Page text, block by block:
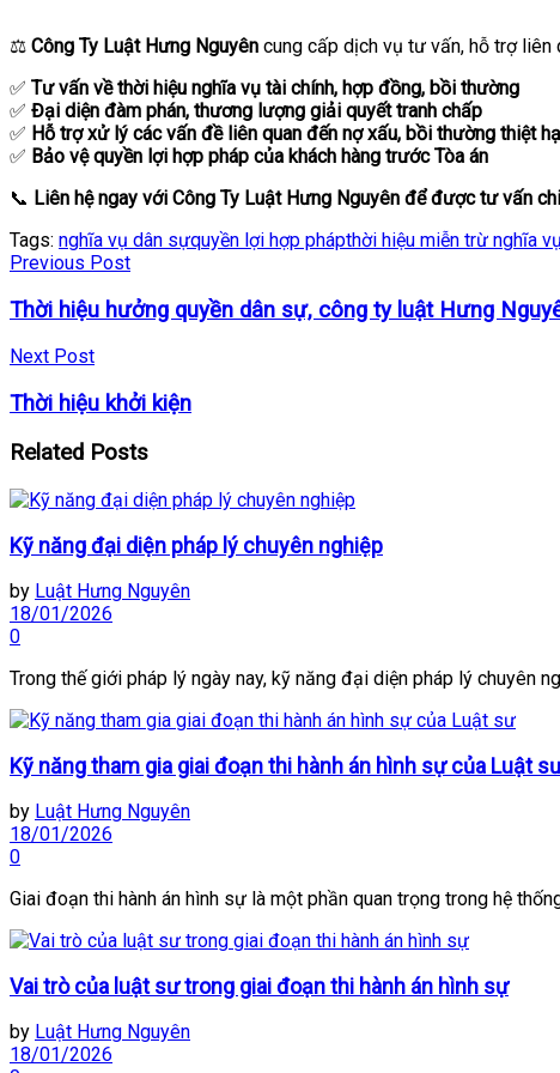
⚖ Công Ty Luật Hưng Nguyên cung cấp dịch vụ tư vấn, hỗ trợ liên
✅ Tư vấn về thời hiệu nghĩa vụ tài chính, hợp đồng, bồi thường
✅ Đại diện đàm phán, thương lượng giải quyết tranh chấp
✅ Hỗ trợ xử lý các vấn đề liên quan đến nợ xấu, bồi thường thiệt
✅ Bảo vệ quyền lợi hợp pháp của khách hàng trước Tòa án
📞 Liên hệ ngay với Công Ty Luật Hưng Nguyên để được tư vấn
Tags: nghĩa vụ dân sựquyền lợi hợp phápthời hiệu miễn trừ nghĩa
Previous Post
Thời hiệu hưởng quyền dân sự, công ty luật Hưng
Next Post
Thời hiệu khởi kiện
Related Posts
Kỹ năng đại diện pháp lý chuyên nghiệp
by Luật Hưng Nguyên
18/01/2026
0
Trong thế giới pháp lý ngày nay, kỹ năng đại diện pháp lý chuyên
Kỹ năng tham gia giai đoạn thi hành án hình sự của Luật
by Luật Hưng Nguyên
18/01/2026
0
Giai đoạn thi hành án hình sự là một phần quan trọng trong hệ
Vai trò của luật sư trong giai đoạn thi hành án hình sự
by Luật Hưng Nguyên
18/01/2026